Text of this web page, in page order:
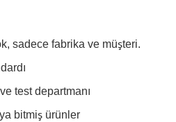
sadece fabrika ve müşteri.
test departmanı
bitmiş ürünler